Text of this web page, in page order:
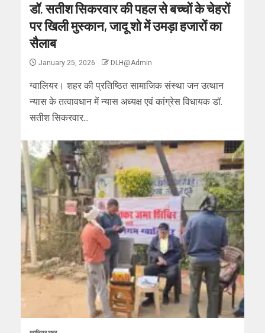
डॉ. सतीश सिकरवार की पहल से बच्चों के चेहरों
पर खिली मुस्कान, जादू शो में उमड़ा हजारों का
सैलाब
January 25, 2026 DLH@Admin
ग्वालियर। शहर की प्रतिष्ठित सामाजिक संस्था जन उत्थान
न्यास के तत्वावधान में न्यास अध्यक्ष एवं कांग्रेस विधायक डॉ.
सतीश सिकरवार...